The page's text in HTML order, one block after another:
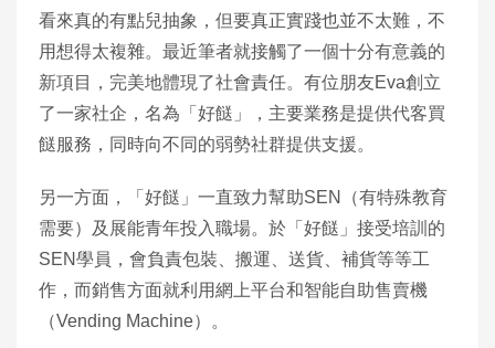
看來真的有點兒抽象，但要真正實踐也並不太難，不
用想得太複雜。最近筆者就接觸了一個十分有意義的
新項目，完美地體現了社會責任。有位朋友Eva創立
了一家社企，名為「好餸」，主要業務是提供代客買
餸服務，同時向不同的弱勢社群提供支援。
另一方面，「好餸」一直致力幫助SEN（有特殊教育
需要）及展能青年投入職場。於「好餸」接受培訓的
SEN學員，會負責包裝、搬運、送貨、補貨等等工
作，而銷售方面就利用網上平台和智能自助售賣機
（Vending Machine）。